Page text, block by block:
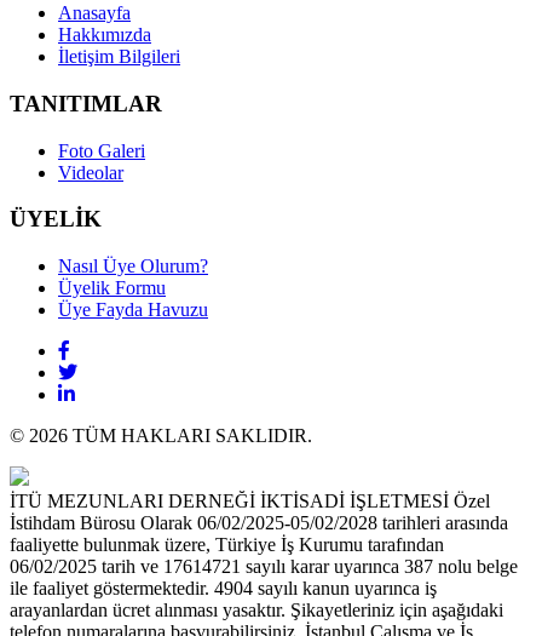
Anasayfa
Hakkımızda
İletişim Bilgileri
TANITIMLAR
Foto Galeri
Videolar
ÜYELİK
Nasıl Üye Olurum?
Üyelik Formu
Üye Fayda Havuzu
© 2026 TÜM HAKLARI SAKLIDIR.
İTÜ MEZUNLARI DERNEĞİ İKTİSADİ İŞLETMESİ Özel
İstihdam Bürosu Olarak 06/02/2025-05/02/2028 tarihleri arasında
faaliyette bulunmak üzere, Türkiye İş Kurumu tarafından
06/02/2025 tarih ve 17614721 sayılı karar uyarınca 387 nolu belge
ile faaliyet göstermektedir. 4904 sayılı kanun uyarınca iş
arayanlardan ücret alınması yasaktır. Şikayetleriniz için aşağıdaki
telefon numaralarına başvurabilirsiniz. İstanbul Çalışma ve İş